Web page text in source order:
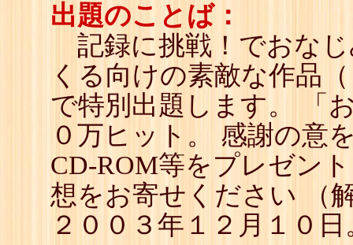
出題のことば：
記録に挑戦！でおな
くる向けの素敵な作品
で特別出題します。 「
０万ヒット。 感謝の意
CD-ROM等をプレゼン
想をお寄せください （
２００３年１２月１０日